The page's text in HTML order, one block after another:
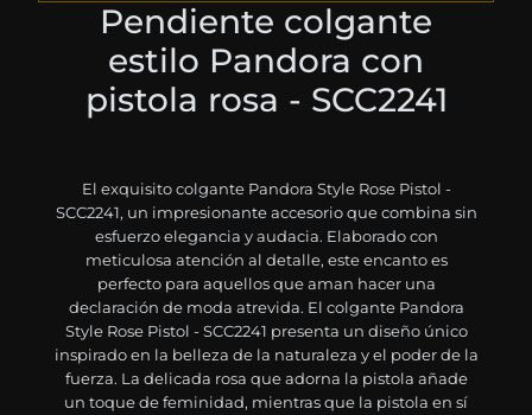
Pendiente colgante
estilo Pandora con
pistola rosa - SCC2241
El exquisito colgante Pandora Style Rose Pistol -
SCC2241, un impresionante accesorio que combina sin
esfuerzo elegancia y audacia. Elaborado con
meticulosa atención al detalle, este encanto es
perfecto para aquellos que aman hacer una
declaración de moda atrevida. El colgante Pandora
Style Rose Pistol - SCC2241 presenta un diseño único
inspirado en la belleza de la naturaleza y el poder de la
fuerza. La delicada rosa que adorna la pistola añade
un toque de feminidad, mientras que la pistola en sí